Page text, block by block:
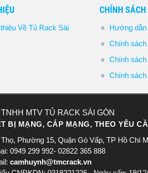
Về Tủ Rack Sài
CHÍNH SÁCH
Hướng dẫn
Chính sách
Chính sách
Chính sách
MTV TỦ RACK SÀI GÒN
BỊ MẠNG, CÁP MẠNG, THEO YÊU
Phường 15, Quận Gò Vấp, TP Hồ Chí
0949 299 992- 02822 365 888​
camhuynh@tmcrack.vn